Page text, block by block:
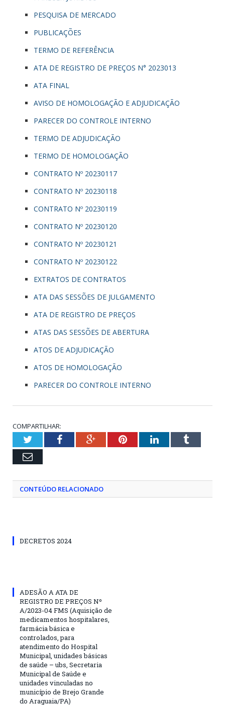
PESQUISA DE MERCADO
PUBLICAÇÕES
TERMO DE REFERÊNCIA
ATA DE REGISTRO DE PREÇOS N° 2023013
ATA FINAL
AVISO DE HOMOLOGAÇÃO E ADJUDICAÇÃO
PARECER DO CONTROLE INTERNO
TERMO DE ADJUDICAÇÃO
TERMO DE HOMOLOGAÇÃO
CONTRATO Nº 20230117
CONTRATO Nº 20230118
CONTRATO Nº 20230119
CONTRATO Nº 20230120
CONTRATO Nº 20230121
CONTRATO Nº 20230122
EXTRATOS DE CONTRATOS
ATA DAS SESSÕES DE JULGAMENTO
ATA DE REGISTRO DE PREÇOS
ATAS DAS SESSÕES DE ABERTURA
ATOS DE ADJUDICAÇÃO
ATOS DE HOMOLOGAÇÃO
PARECER DO CONTROLE INTERNO
COMPARTILHAR:
TwitterFacebookGoogle+PinterestLinkedInTumblr
Email
CONTEÚDO RELACIONADO
DECRETOS 2024
ADESÃO A ATA DE
REGISTRO DE PREÇOS Nº
A/2023-04 FMS (Aquisição de
medicamentos hospitalares,
farmácia básica e
controlados, para
atendimento do Hospital
Municipal, unidades básicas
de saúde – ubs, Secretaria
Municipal de Saúde e
unidades vinculadas no
município de Brejo Grande
do Araguaia/PA)